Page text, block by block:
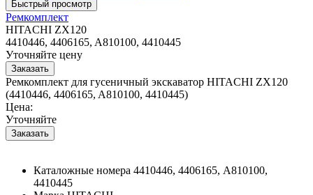
Ремкомплект
HITACHI ZX120
4410446, 4406165, A810100, 4410445
Уточняйте цену
Ремкомплект для гусеничный экскаватор HITACHI ZX120
(4410446, 4406165, A810100, 4410445)
Цена:
Уточняйте
Каталожные номера 4410446, 4406165, A810100,
4410445